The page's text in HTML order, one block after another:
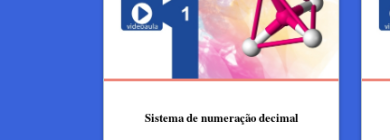
Sistema de numeração decimal